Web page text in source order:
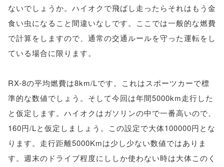
ないでしょうか。ハイオクで飛ばし走ったらそれはもう金
食い虫になること間違いなしです。ここでは一般的な燃費
で計算をしますので、通常の交通ルールを守った運転をし
ている場合に限ります。
RX-8の平均燃費は8km/Lです。これはスポーツカーで標
準的な数値でしょう。そして今回は年間5000km走行した
と仮定します。ハイオクはガソリンの中で一番高いので、
160円/Lと仮定しましょう。この設定で大体100000円とな
ります。走行距離5000Kmは少し少ない数値ではありま
す。週末のドライブ程度にししか使わない時は大体このく